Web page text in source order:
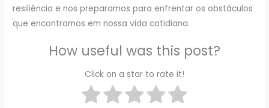
resiliência e nos preparamos para enfrentar os obstáculos
que encontramos em nossa vida cotidiana.
How useful was this post?
Click on a star to rate it!